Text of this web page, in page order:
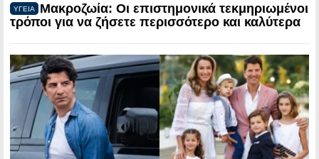
ΥΓΕΙΑ
Μακροζωία: Οι επιστημονικά τεκμηριωμένοι
τρόποι για να ζήσετε περισσότερο και καλύτερα